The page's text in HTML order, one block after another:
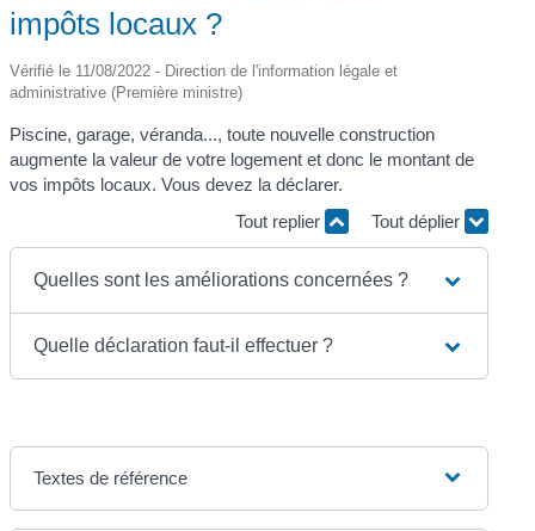
impôts locaux ?
Vérifié le 11/08/2022 - Direction de l'information légale et
administrative (Première ministre)
Piscine, garage, véranda..., toute nouvelle construction
augmente la valeur de votre logement et donc le montant de
vos impôts locaux. Vous devez la déclarer.
Tout replier
Tout déplier
Quelles sont les améliorations concernées ?
Quelle déclaration faut-il effectuer ?
Textes de référence